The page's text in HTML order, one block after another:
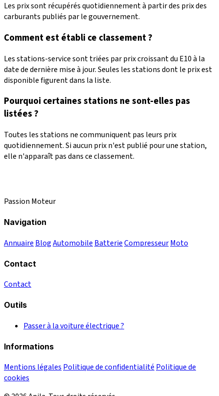
Les prix sont récupérés quotidiennement à partir des prix des
carburants publiés par le gouvernement.
Comment est établi ce classement ?
Les stations-service sont triées par prix croissant du E10 à la
date de dernière mise à jour. Seules les stations dont le prix est
disponible figurent dans la liste.
Pourquoi certaines stations ne sont-elles pas
listées ?
Toutes les stations ne communiquent pas leurs prix
quotidiennement. Si aucun prix n'est publié pour une station,
elle n'apparaît pas dans ce classement.
Passion Moteur
Navigation
Annuaire BlogAutomobile BatterieCompresseurMoto
Contact
Contact
Outils
Passer à la voiture électrique ?
Informations
Mentions légales Politique de confidentialité Politique de
cookies